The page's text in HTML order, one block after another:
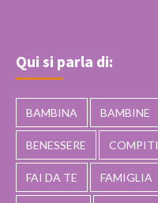
Qui si parla di:
BAMBINA BAMBINE
BENESSERE COMPITI
FAI DA TE FAMIGLIA